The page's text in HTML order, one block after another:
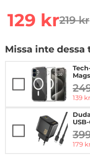
rea pris
129 kr219 kr
Missa inte
rea
139 kr
rea
179